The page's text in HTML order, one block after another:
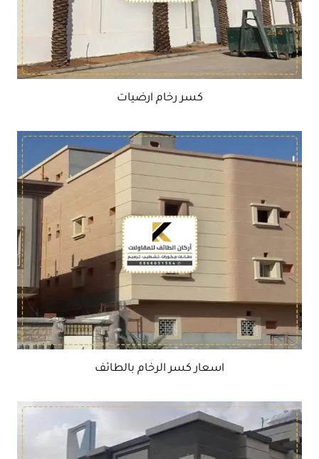
كسر رخام ارضيات
اسعار كسر الرخام بالطائف